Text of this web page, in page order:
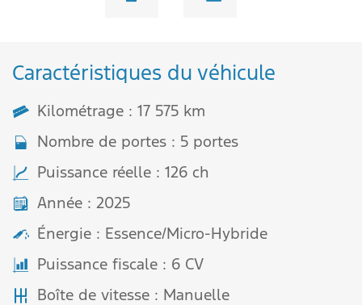
Caractéristiques du véhicule
Kilométrage : 17 575 km
Nombre de portes : 5 portes
Puissance réelle : 126 ch
Année : 2025
Énergie : Essence/Micro-Hybride
Puissance fiscale : 6 CV
Boîte de vitesse : Manuelle